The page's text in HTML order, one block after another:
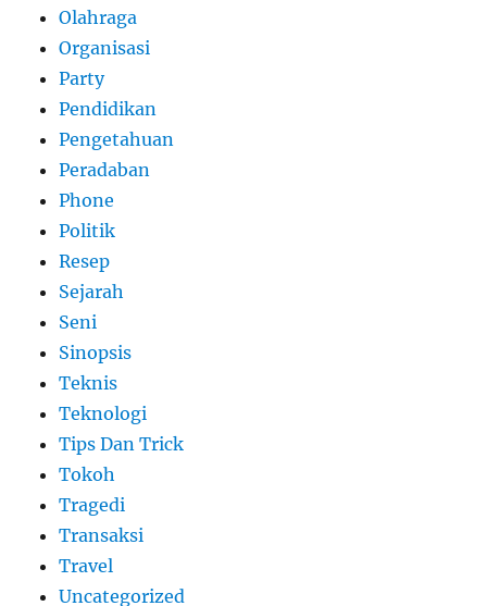
Olahraga
Organisasi
Party
Pendidikan
Pengetahuan
Peradaban
Phone
Politik
Resep
Sejarah
Seni
Sinopsis
Teknis
Teknologi
Tips Dan Trick
Tokoh
Tragedi
Transaksi
Travel
Uncategorized